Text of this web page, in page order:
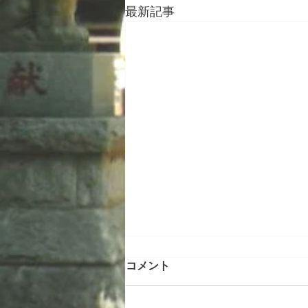
最新記事
2026年6月の新人指導日
月金9時から11時 土日13時から
コメント